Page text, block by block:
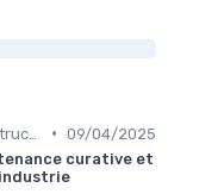
• 09/04/2025
curative et